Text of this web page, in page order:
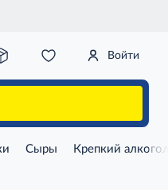
Войти
Сыры Крепкий